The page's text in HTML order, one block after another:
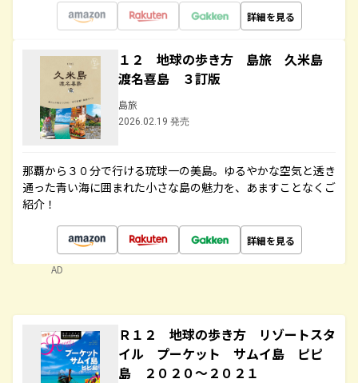
詳細を見る
１２ 地球の歩き方 島旅 久米島
渡名喜島 ３訂版
島旅
2026.02.19 発売
那覇から３０分で行ける琉球一の美島。ゆるやかな空気と透き
通った青い海に囲まれた小さな島の魅力を、あますことなくご
紹介！
詳細を見る
AD
Ｒ１２ 地球の歩き方 リゾートスタ
イル プーケット サムイ島 ピピ
島 ２０２０～２０２１